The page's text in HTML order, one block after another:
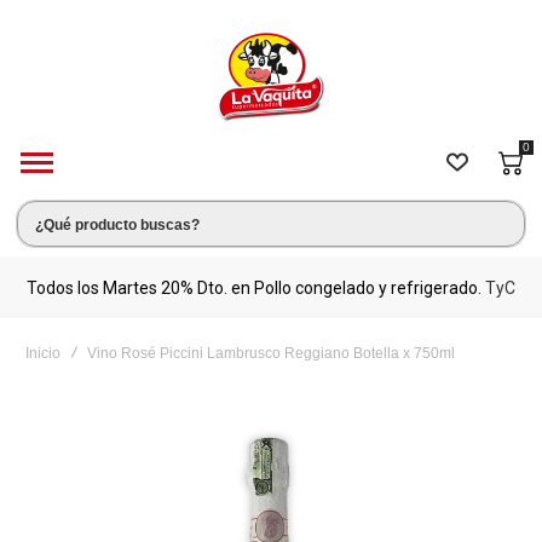
0
Todos los Martes 20% Dto. en Pollo congelado y refrigerado. TyC
Inicio Vino Rosé Piccini Lambrusco Reggiano Botella x 750ml